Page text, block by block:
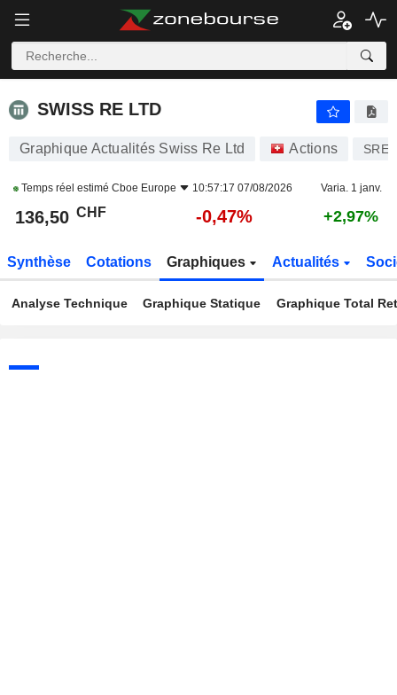
SWISS RE LTD
SWISS RE LTD
Graphique Actualités Swiss Re Ltd Actions SREN
Temps réel estimé Cboe Europe 10:57:17 07/08/2026 Varia. 1 janv.
136,50 CHF -0,47% +2,97%
Synthèse Cotations Graphiques Actualités
Analyse Technique Graphique Statique Graphique Total